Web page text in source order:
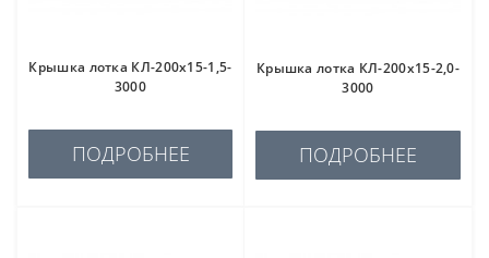
Крышка лотка КЛ-200х15-1,5-
3000
ПОДРОБНЕЕ
Крышка лотка КЛ-200х15-2,0-
3000
ПОДРОБНЕЕ